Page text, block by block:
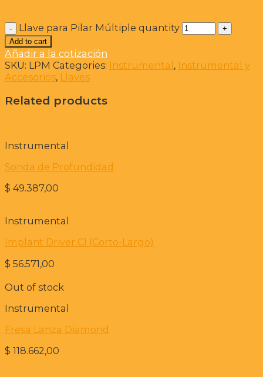
Llave para Pilar Múltiple quantity
Add to cart
Añadir a la cotización
SKU: LPM Categories: Instrumental, Instrumental y
Accesorios, Llaves
Related products
Instrumental
Sonda de Profundidad
$ 49.387,00
Instrumental
Implant Driver CI (Corto-Largo)
$ 56.571,00
Out of stock
Instrumental
Fresa Lanza Diamond
$ 118.662,00